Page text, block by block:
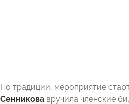
По традиции, мероприятие
Сенникова вручила членские